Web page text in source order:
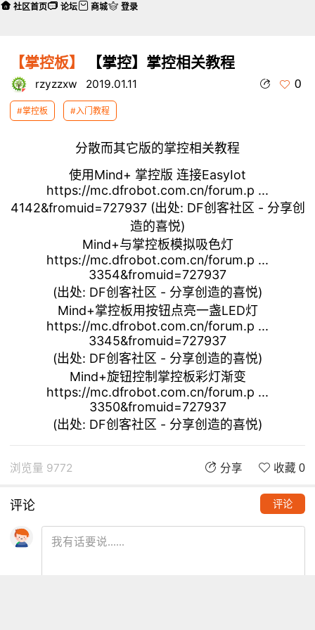
【掌控板】 【掌控】掌控相关教程
rzyzzxw 2019.01.11 0
#掌控板 #入门教程
分散而其它版的掌控相关教程
使用Mind+ 掌控版 连接EasyIot
https://mc.dfrobot.com.cn/forum.p ...
4142&fromuid=727937(出处: DF创客社区 - 分享创
造的喜悦)
Mind+与掌控板模拟吸色灯
https://mc.dfrobot.com.cn/forum.p ...
3354&fromuid=727937
(出处: DF创客社区 - 分享创造的喜悦)
Mind+掌控板用按钮点亮一盏LED灯
https://mc.dfrobot.com.cn/forum.p ...
3345&fromuid=727937
(出处: DF创客社区 - 分享创造的喜悦)
Mind+旋钮控制掌控板彩灯渐变
https://mc.dfrobot.com.cn/forum.p ...
3350&fromuid=727937
(出处: DF创客社区 - 分享创造的喜悦)
浏览量 9772 分享 收藏 0
评论 评论
社区首页 论坛 商城 登录